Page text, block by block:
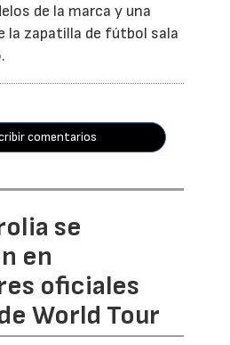
de la marca y una
la zapatilla de fútbol sala
comentarios
se
en
oficiales
World Tour